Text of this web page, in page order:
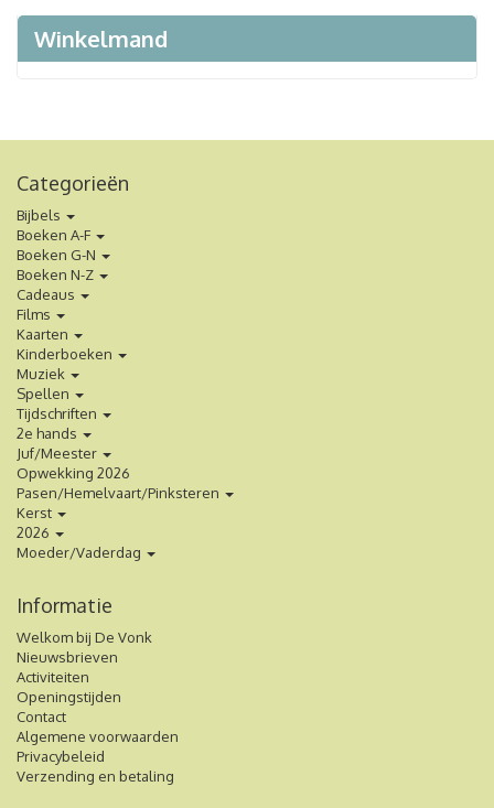
Winkelmand
Categorieën
Bijbels
Boeken A-F
Boeken G-N
Boeken N-Z
Cadeaus
Films
Kaarten
Kinderboeken
Muziek
Spellen
Tijdschriften
2e hands
Juf/Meester
Opwekking 2026
Pasen/Hemelvaart/Pinksteren
Kerst
2026
Moeder/Vaderdag
Informatie
Welkom bij De Vonk
Nieuwsbrieven
Activiteiten
Openingstijden
Contact
Algemene voorwaarden
Privacybeleid
Verzending en betaling